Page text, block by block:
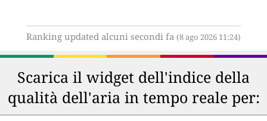
Ranking updated alcuni secondi fa (8 ago 2026 11:24)
Scarica il widget dell'indice della
qualità dell'aria in tempo reale per: